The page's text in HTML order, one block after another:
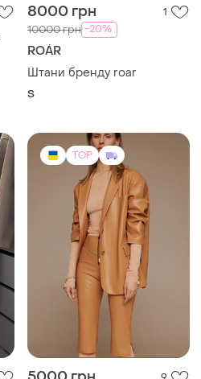
8000 грн 1
10000 грн -20%
ROÁR
Штани бренду roar
S
TOP